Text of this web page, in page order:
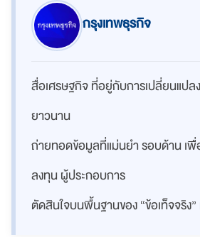
กรุงเทพธุรกิจ
สื่อเศรษฐกิจ ที่อยู่กับการเปลี่ยนแปล
ยาวนาน
ถ่ายทอดข้อมูลที่แม่นยำ รอบด้าน เ
ลงทุน ผู้ประกอบการ
ตัดสินใจบนพื้นฐานของ “ข้อเท็จจริง”